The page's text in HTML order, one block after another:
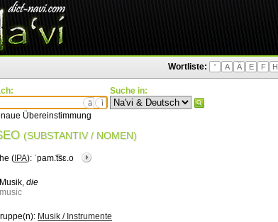
Wortliste: ' A Ä E F H
ä ì
Übereinstimmung
Suche in:
(SUBSTANTIV / NOMEN)
( IPA): ˈpam.͡tsɛ.o
Musik, die
music
Musik / Instrumente